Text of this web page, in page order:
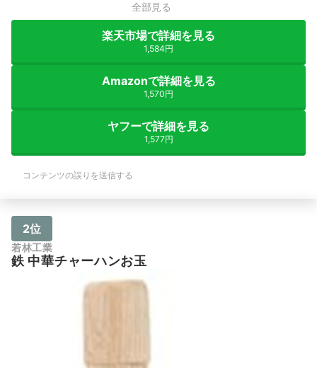
全部見る
楽天市場で詳細を見る
1,584円
Amazonで詳細を見る
1,570円
ヤフーで詳細を見る
1,577円
コンテンツの誤りを送信する
2位
若林工業
鉄 中華チャーハンお玉